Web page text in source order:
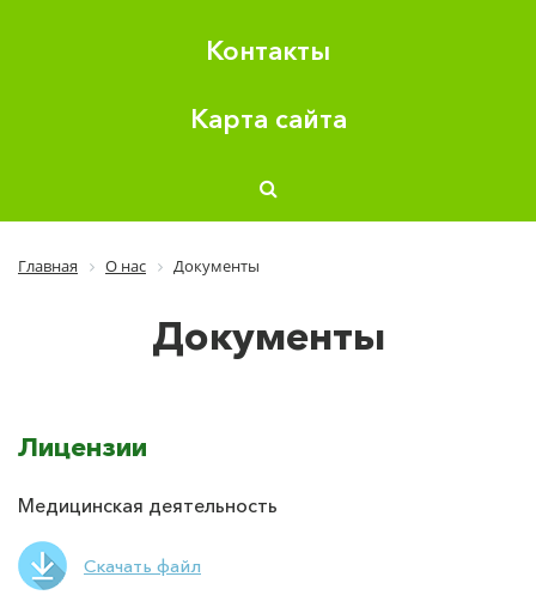
Контакты
Карта сайта
Главная О нас Документы
Документы
Лицензии
Медицинская деятельность
Скачать файл